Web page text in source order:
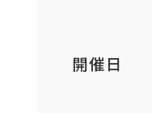
開催日